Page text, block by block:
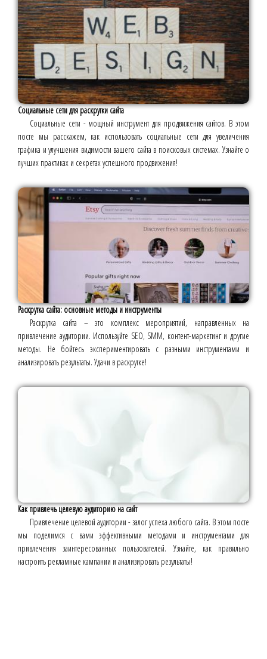
Социальные сети для раскрутки сайта
Социальные сети - мощный инструмент для продвижения сайтов. В этом
посте мы расскажем, как использовать социальные сети для увеличения
трафика и улучшения видимости вашего сайта в поисковых системах. Узнайте о
лучших практиках и секретах успешного продвижения!
Раскрутка сайта: основные методы и инструменты
Раскрутка сайта – это комплекс мероприятий, направленных на
привлечение аудитории. Используйте SEO, SMM, контент-маркетинг и другие
методы. Не бойтесь экспериментировать с разными инструментами и
анализировать результаты. Удачи в раскрутке!
Как привлечь целевую аудиторию на сайт
Привлечение целевой аудитории - залог успеха любого сайта. В этом посте
мы поделимся с вами эффективными методами и инструментами для
привлечения заинтересованных пользователей. Узнайте, как правильно
настроить рекламные кампании и анализировать результаты!